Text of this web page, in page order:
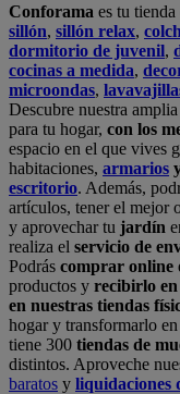
Conforama es tu tienda
sillón, sillón relax,
dormitorio de juvenil,
cocinas a medida,
microondas,
Descubre nuestra
para tu hogar, con los
espacio en el que vives
habitaciones, armarios
escritorio. Además,
artículos, tener el mejor
y aprovechar tu jardín
realiza el servicio de
Podrás comprar online
productos y recibirlo
en nuestras tiendas
hogar y transformarlo
tiene 300 tiendas de
distintos. Aproveche
baratos y liquidaciones